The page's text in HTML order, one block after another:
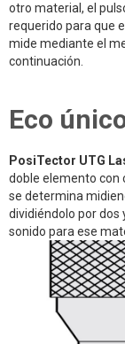
otro material, el
requerido para que
mide mediante el
continuación.
Eco
PosiTector UTG
doble elemento con
se determina
dividiéndolo por dos
sonido para ese